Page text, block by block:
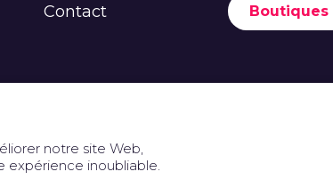
Contact
Espace presse et documentation
notre site Web,
expérience inoubliable.